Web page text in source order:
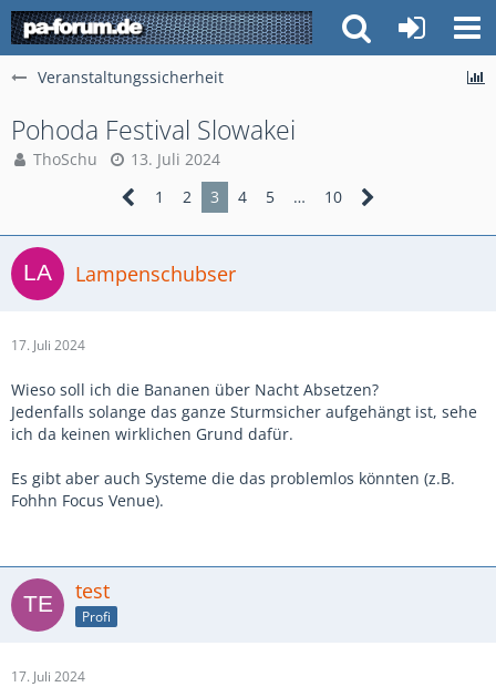
Veranstaltungssicherheit
Pohoda Festival Slowakei
ThoSchu
13. Juli 2024
1
2 3 4 5 … 10
Lampenschubser
17. Juli 2024
Wieso soll ich die Bananen über Nacht Absetzen?
Jedenfalls solange das ganze Sturmsicher aufgehängt ist, sehe
ich da keinen wirklichen Grund dafür.
Es gibt aber auch Systeme die das problemlos könnten (z.B.
Fohhn Focus Venue).
test
Profi
17. Juli 2024